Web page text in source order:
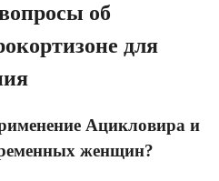
об
для
Ацикловира и
женщин?